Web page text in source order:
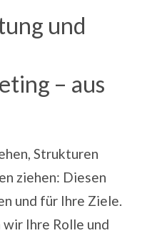
und
– aus
Strukturen
ziehen: Diesen
und für Ihre Ziele.
Ihre Rolle und